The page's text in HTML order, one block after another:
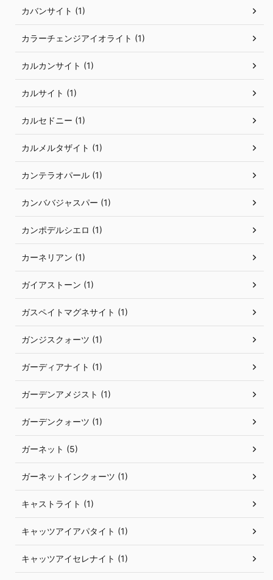
カバンサイト (1)
カラーチェンジアイオライト (1)
カルカンサイト (1)
カルサイト (1)
カルセドニー (1)
カルメルタザイト (1)
カンテラオパール (1)
カンババジャスパー (1)
カンポデルシエロ (1)
カーネリアン (1)
ガイアストーン (1)
ガスペイトマグネサイト (1)
ガンジスクォーツ (1)
ガーディアナイト (1)
ガーデンアメジスト (1)
ガーデンクォーツ (1)
ガーネット (5)
ガーネットインクォーツ (1)
キャストライト (1)
キャッツアイアパタイト (1)
キャッツアイセレナイト (1)